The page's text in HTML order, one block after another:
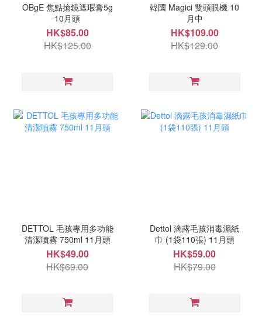
OBgE 焦點搶鏡遮瑕膏5g
10月頭
HK$85.00
HK$125.00
韓國 Magici 雙頭眼機 10
月中
HK$109.00
HK$129.00
DETTOL 毛孩專用多功能
清潔噴霧 750ml 11月頭
HK$49.00
HK$69.00
Dettol 滴露毛孩消毒濕紙
巾 (1袋110張) 11月頭
HK$59.00
HK$79.00